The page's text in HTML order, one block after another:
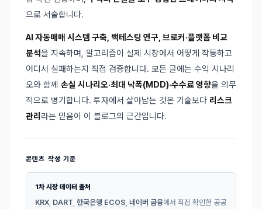
으로 서술합니다.
AI 자동매매 시스템 구축, 백테스팅 연구, 브로커·플랫폼 비교
분석을 지속하며, 알고리즘이 실제 시장에서 어떻게 작동하고
어디서 실패하는지 직접 검증합니다. 모든 글에는 수익 시나리
오와 함께 손실 시나리오·최대 낙폭(MDD)·수수료 영향을 의무
적으로 병기합니다. 투자에서 살아남는 것은 기술보다 리스크
관리 라는 믿음이 이 블로그의 근간입니다.
콘텐츠 작성 기준
1차 시장 데이터 출처
KRX DART 한국은행 ECOS 네이버 금융에서 직접 확인한 공공